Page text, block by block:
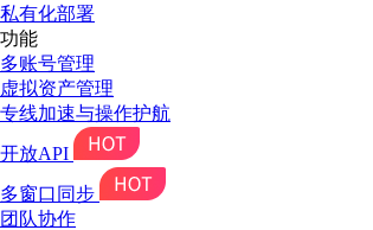
私有化部署
功能
多账号管理
虚拟资产管理
专线加速与操作护航
开放API
多窗口同步
团队协作